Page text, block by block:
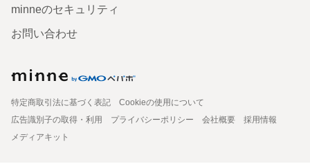
minneのセキュリティ
お問い合わせ
特定商取引法に基づく表記
Cookieの使用について
広告識別子の取得・利用
プライバシーポリシー 会社概要
採用情報
メディアキット